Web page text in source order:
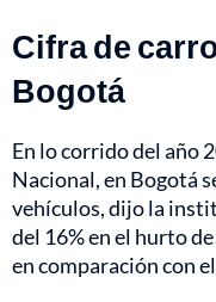
Cifra de
Bogotá
En lo corrido del año
Nacional, en Bogotá
vehículos, dijo la
del 16% en el hurto
en comparación con